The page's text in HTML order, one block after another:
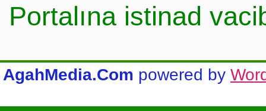
Portalına istinad
AgahMedia.Com powered by